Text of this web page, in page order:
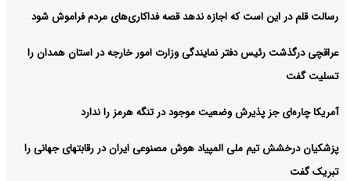
رسالت قلم در این است که اجازه ندهد قصه‌ فداکاری‌های مردم فراموش شود
عراقچی درگذشت رئیس دفتر نمایندگی وزارت امور خارجه در استان همدان را
تسلیت گفت
آمریکا چاره‌ای جز پذیرش وضعیت موجود در تنگه هرمز را ندارد
پزشکیان درخشش تیم ملی المپیاد هوش مصنوعی ایران در رقابتهای جهانی را
تبریک گفت